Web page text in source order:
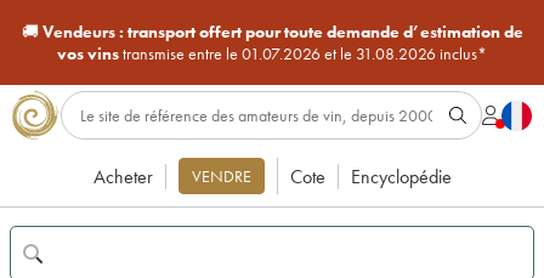
🚚Vendeurs : transport offert pour toute demande d’estimation de
vos vinstransmise entre le 01.07.2026 et le 31.08.2026 inclus*
Acheter VENDRE Cote Encyclopédie